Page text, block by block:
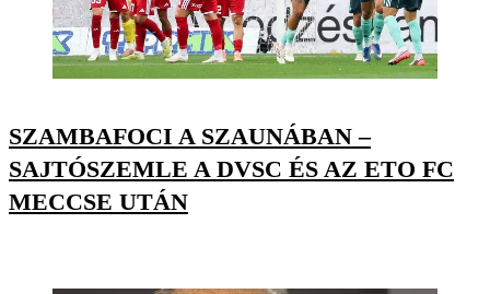
SZAMBAFOCI A SZAUNÁBAN –
SAJTÓSZEMLE A DVSC ÉS AZ ETO FC
MECCSE UTÁN